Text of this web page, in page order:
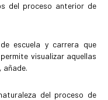
del proceso anterior de
escuela y carrera que
visualizar aquellas
añade.
del proceso de